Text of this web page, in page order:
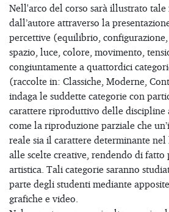
Nell'arco del corso sarà illustrato
dall’autore attraverso la
percettive (equilibrio,
spazio, luce, colore, movimento,
congiuntamente a quattordici
(raccolte in: Classiche, Moderne,
indaga le suddette categorie con
carattere riproduttivo delle discipline
come la riproduzione parziale che
reale sia il carattere determinante nel
alle scelte creative, rendendo di fatto
artistica. Tali categorie saranno
parte degli studenti mediante
grafiche e video.